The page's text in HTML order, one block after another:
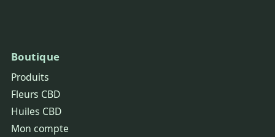
Boutique
Produits
Fleurs CBD
Huiles CBD
Mon compte